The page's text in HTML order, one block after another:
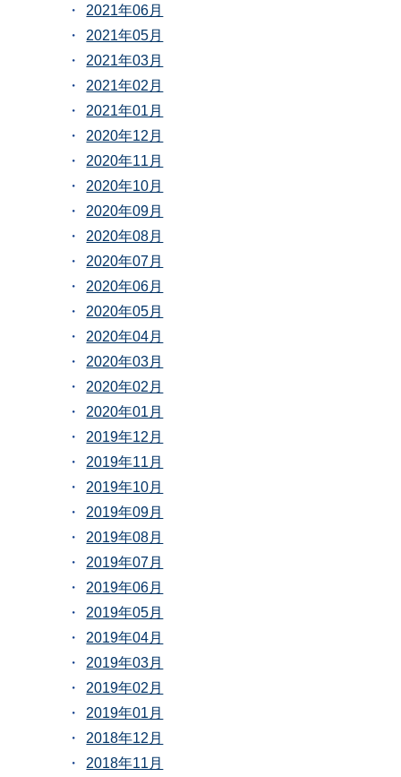
2021年06月
2021年05月
2021年03月
2021年02月
2021年01月
2020年12月
2020年11月
2020年10月
2020年09月
2020年08月
2020年07月
2020年06月
2020年05月
2020年04月
2020年03月
2020年02月
2020年01月
2019年12月
2019年11月
2019年10月
2019年09月
2019年08月
2019年07月
2019年06月
2019年05月
2019年04月
2019年03月
2019年02月
2019年01月
2018年12月
2018年11月